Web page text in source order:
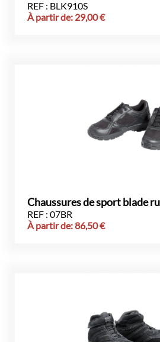
REF : BLK910S
À partir de: 29,00€
Chaussures de sport blade
REF : 07BR
À partir de:86,50€